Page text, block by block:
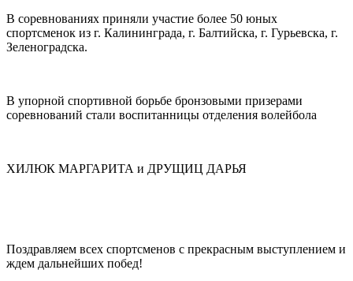
В соревнованиях приняли участие более 50 юных
спортсменок из г. Калининграда, г. Балтийска, г. Гурьевска, г.
Зеленоградска.
В упорной спортивной борьбе бронзовыми призерами
соревнований стали воспитанницы отделения волейбола
ХИЛЮК МАРГАРИТА и ДРУЩИЦ ДАРЬЯ
Поздравляем всех спортсменов с прекрасным выступлением и
ждем дальнейших побед!